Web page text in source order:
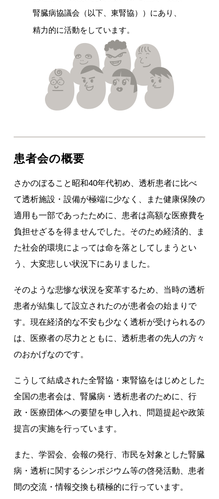
腎臓病協議会（以下、東腎協））にあり、
精力的に活動をしています。
患者会の概要
さかのぼること昭和40年代初め、透析患者に比べ
て透析施設・設備が極端に少なく、また健康保険の
適用も一部であったために、患者は高額な医療費を
負担せざるを得ませんでした。そのため経済的、ま
た社会的環境によっては命を落としてしまうとい
う、大変悲しい状況下にありました。
そのような悲惨な状況を変革するため、当時の透析
患者が結集して設立されたのが患者会の始まりで
す。現在経済的な不安も少なく透析が受けられるの
は、医療者の尽力とともに、透析患者の先人の方々
のおかげなのです。
こうして結成された全腎協・東腎協をはじめとした
全国の患者会は、腎臓病・透析患者のために、行
政・医療団体への要望を申し入れ、問題提起や政策
提言の実施を行っています。
また、学習会、会報の発行、市民を対象とした腎臓
病・透析に関するシンポジウム等の啓発活動、患者
間の交流・情報交換も積極的に行っています。